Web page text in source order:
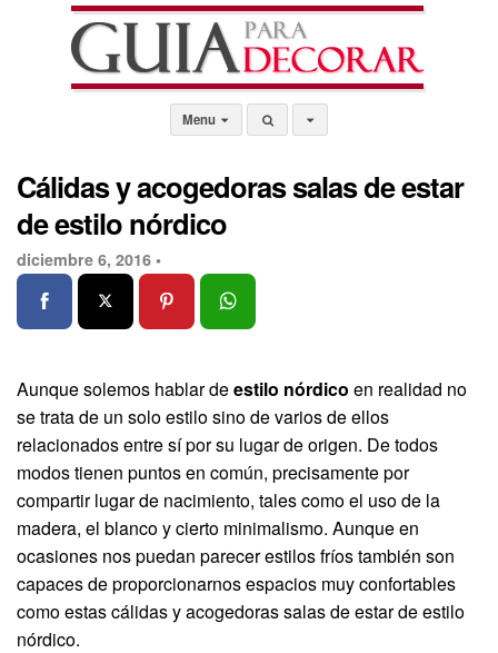
Menu
Cálidas y acogedoras salas de estar
de estilo nórdico
diciembre 6, 2016 •
Aunque solemos hablar deestilo nórdico en realidad no
se trata de un solo estilo sino de varios de ellos
relacionados entre sí por su lugar de origen. De todos
modos tienen puntos en común, precisamente por
compartir lugar de nacimiento, tales como el uso de la
madera, el blanco y cierto minimalismo. Aunque en
ocasiones nos puedan parecer estilos fríos también son
capaces de proporcionarnos espacios muy confortables
como estas cálidas y acogedoras salas de estar de estilo
nórdico.